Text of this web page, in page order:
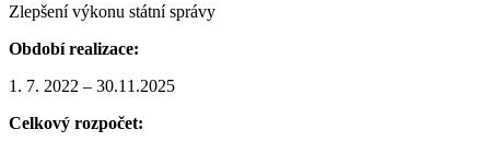
Zlepšení výkonu státní správy
Období realizace:
1. 7. 2022 – 30.11.2025
Celkový rozpočet: